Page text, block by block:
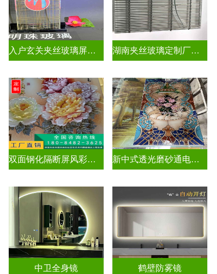
入户玄关夹丝玻璃屏风好不好 湖南夹丝玻璃定制厂家地址
双面钢化隔断屏风彩绘深雕浮雕玻璃 新中式透光磨砂通电深雕浮雕玻璃
中卫全身镜 鹤壁防雾镜